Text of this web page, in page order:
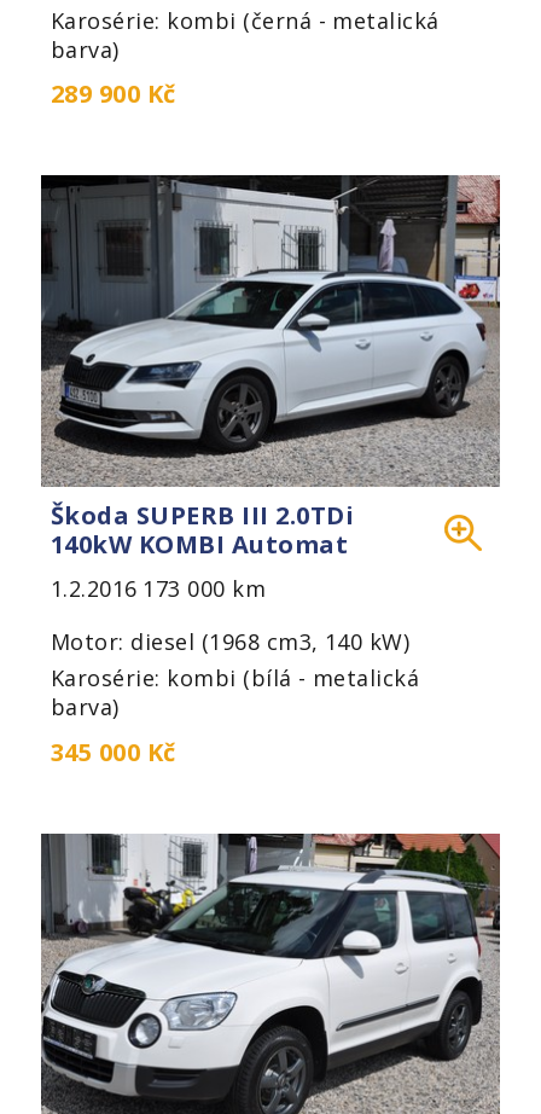
Karosérie: kombi (černá - metalická
barva)
289 900 Kč
Škoda SUPERB III 2.0TDi
140kW KOMBI Automat
1.2.2016 173 000 km
Motor: diesel (1968 cm3, 140 kW)
Karosérie: kombi (bílá - metalická
barva)
345 000 Kč